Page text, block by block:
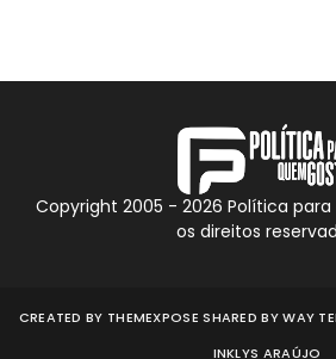
Copyright 2005 - 2026 Política
os direitos
CREATED BY THEMEXPOSE SHARED BYWAY
INKLYS ARAÚJO